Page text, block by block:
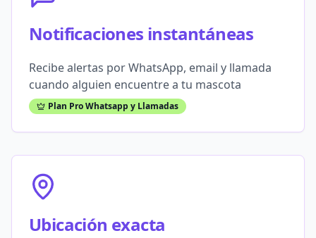
Notificaciones instantáneas
Recibe alertas por WhatsApp, email y llamada
cuando alguien encuentre a tu mascota
Plan Pro Whatsapp y Llamadas
Ubicación exacta